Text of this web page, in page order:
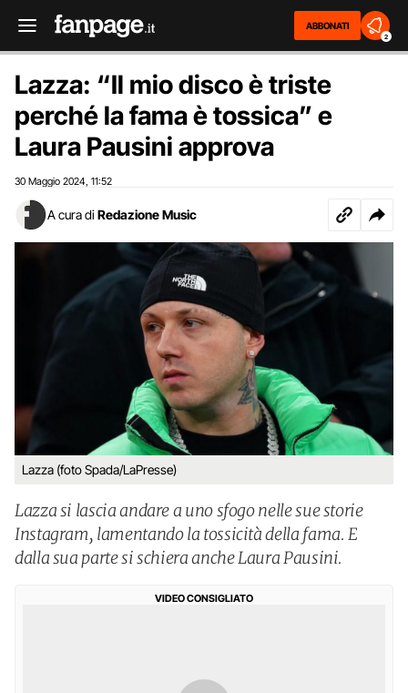
ABBONATI
2
Lazza: “Il mio disco è triste
perché la fama è tossica” e
Laura Pausini approva
30 Maggio 2024 11:52
A cura di Redazione Music
Lazza (foto Spada/LaPresse)
Lazza si lascia andare a uno sfogo nelle sue storie
Instagram, lamentando la tossicità della fama. E
dalla sua parte si schiera anche Laura Pausini.
VIDEO CONSIGLIATO